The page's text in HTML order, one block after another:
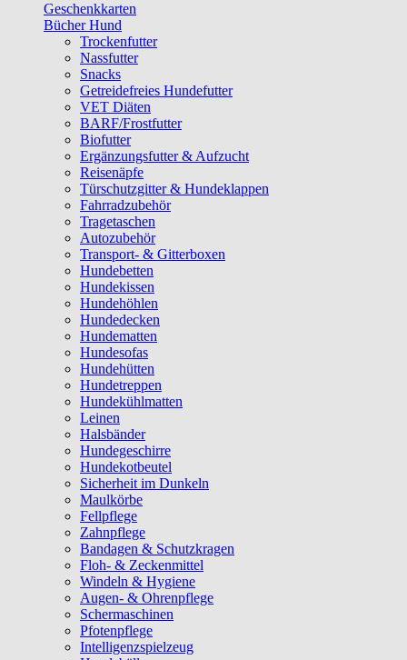
Geschenkkarten
Bücher Hund
Trockenfutter
Nassfutter
Snacks
Getreidefreies Hundefutter
VET Diäten
BARF/Frostfutter
Biofutter
Ergänzungsfutter & Aufzucht
Reisenäpfe
Türschutzgitter & Hundeklappen
Fahrradzubehör
Tragetaschen
Autozubehör
Transport- & Gitterboxen
Hundebetten
Hundekissen
Hundehöhlen
Hundedecken
Hundematten
Hundesofas
Hundehütten
Hundetreppen
Hundekühlmatten
Leinen
Halsbänder
Hundegeschirre
Hundekotbeutel
Sicherheit im Dunkeln
Maulkörbe
Fellpflege
Zahnpflege
Bandagen & Schutzkragen
Floh- & Zeckenmittel
Windeln & Hygiene
Augen- & Ohrenpflege
Schermaschinen
Pfotenpflege
Intelligenzspielzeug